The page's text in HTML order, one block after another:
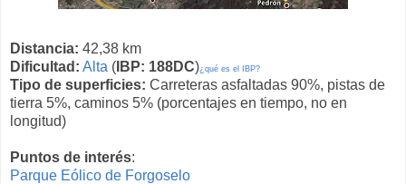
Distancia: 42,38 km
Dificultad: Alta ( IBP: 188DC)¿qué es el IBP?
Tipo de superficies: Carreteras asfaltadas 90%, pistas de
tierra 5%, caminos 5% (porcentajes en tiempo, no en
longitud)
Puntos de interés:
Parque Eólico de Forgoselo